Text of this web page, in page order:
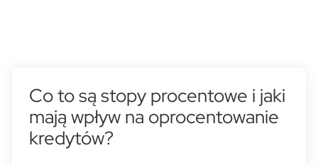
Co to są stopy procentowe i jaki
mają wpływ na oprocentowanie
kredytów?